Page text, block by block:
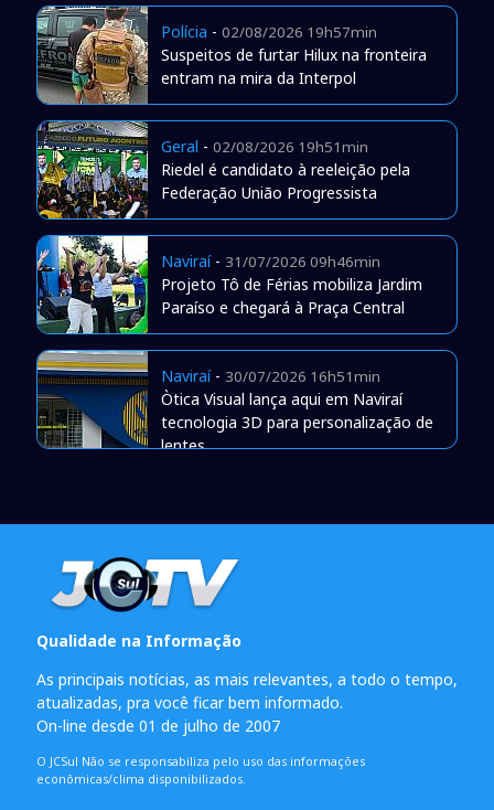
Polícia - 02/08/2026 19h57min
Suspeitos de furtar Hilux na fronteira
entram na mira da Interpol
Geral - 02/08/2026 19h51min
Riedel é candidato à reeleição pela
Federação União Progressista
Naviraí- 31/07/2026 09h46min
Projeto Tô de Férias mobiliza Jardim
Paraíso e chegará à Praça Central
Naviraí- 30/07/2026 16h51min
Òtica Visual lança aqui em Naviraí
tecnologia 3D para personalização de
lentes
Qualidade na Informação
As principais notícias, as mais relevantes, a todo o tempo,
atualizadas, pra você ficar bem informado.
On-line desde 01 de julho de 2007
O JCSul Não se responsabiliza pelo uso das informações
econômicas/clima disponibilizados.